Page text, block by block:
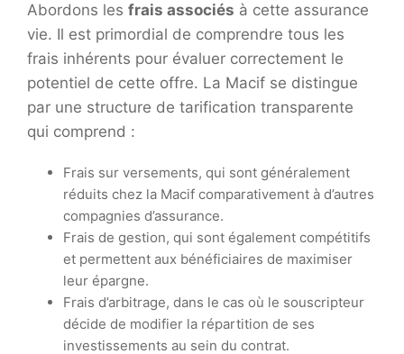
Abordons les frais associés à cette assurance
vie. Il est primordial de comprendre tous les
frais inhérents pour évaluer correctement le
potentiel de cette offre. La Macif se distingue
par une structure de tarification transparente
qui comprend :
Frais sur versements, qui sont généralement
réduits chez la Macif comparativement à d’autres
compagnies d’assurance.
Frais de gestion, qui sont également compétitifs
et permettent aux bénéficiaires de maximiser
leur épargne.
Frais d’arbitrage, dans le cas où le souscripteur
décide de modifier la répartition de ses
investissements au sein du contrat.